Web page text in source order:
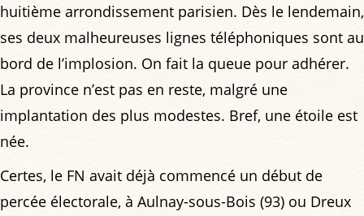
huitième arrondissement parisien. Dès le lendemain,
ses deux malheureuses lignes téléphoniques sont au
bord de l’implosion. On fait la queue pour adhérer.
La province n’est pas en reste, malgré une
implantation des plus modestes. Bref, une étoile est
née.
Certes, le FN avait déjà commencé un début de
percée électorale, à Aulnay-sous-Bois (93) ou Dreux